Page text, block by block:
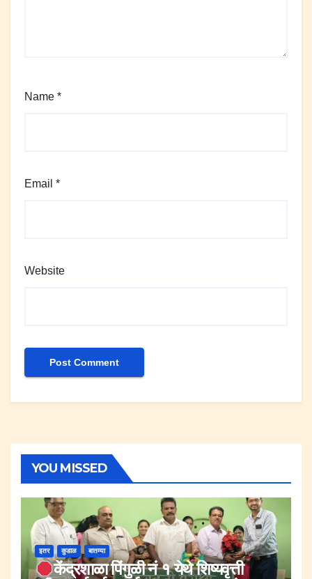
Name *
Email *
Website
YOU MISSED
इतर कुडाळ बातम्या
केंद्रशाळा पिंगुळी नं १ येथे शिष्यवृत्ती